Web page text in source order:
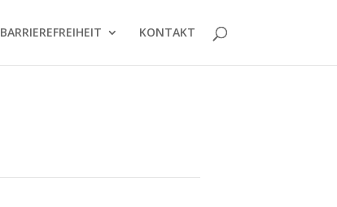
BARRIERE­FREIHEIT KONTAKT